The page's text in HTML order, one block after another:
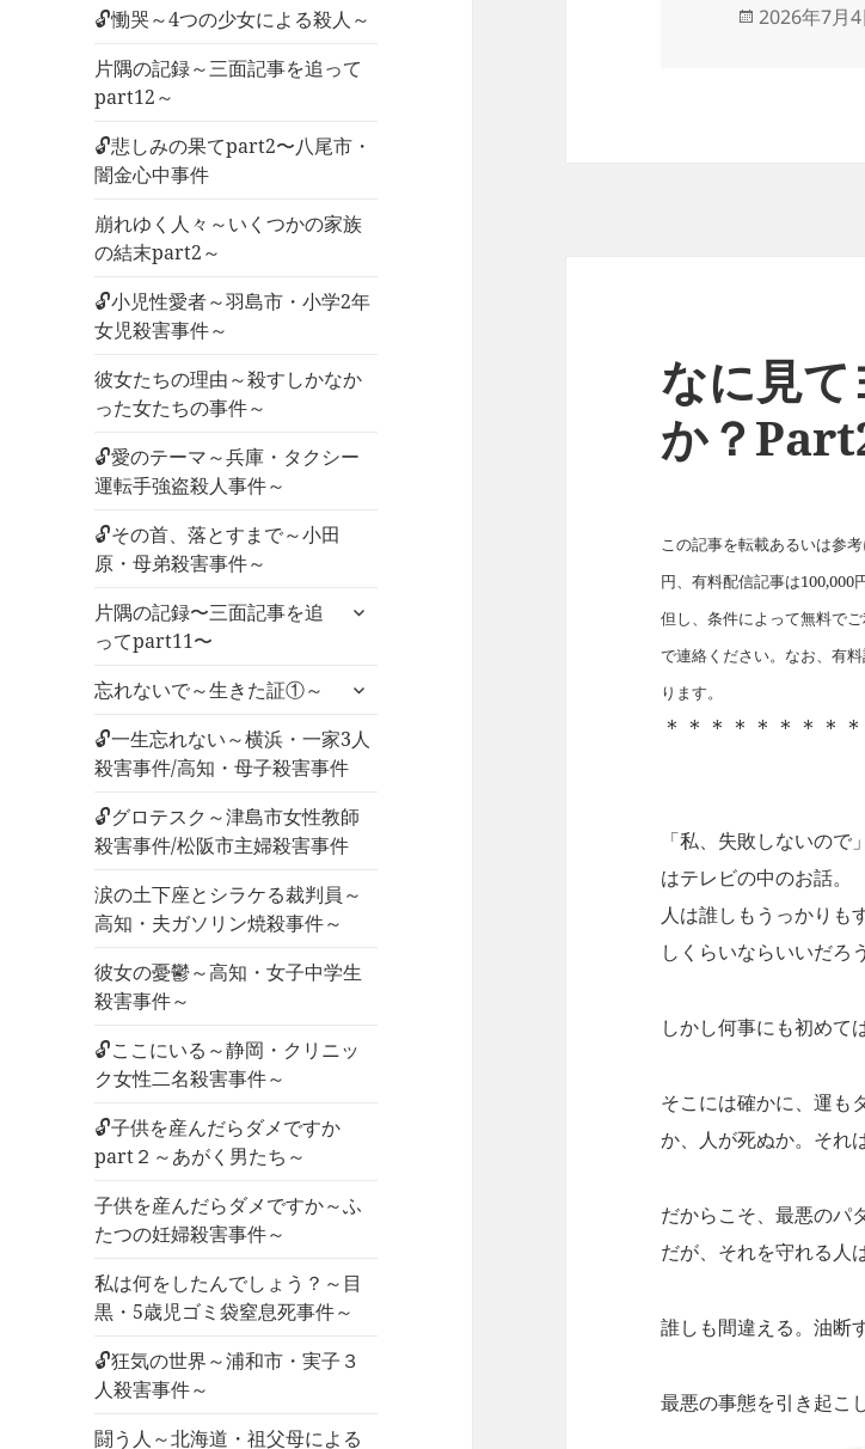
🔓慟哭～4つの少女による殺人～
片隅の記録～三面記事を追って
part12～
🔓悲しみの果てpart2〜八尾市・
闇金心中事件
崩れゆく人々～いくつかの家族
の結末part2～
🔓小児性愛者～羽島市・小学2年
女児殺害事件～
彼女たちの理由～殺すしかなか
った女たちの事件～
🔓愛のテーマ～兵庫・タクシー
運転手強盗殺人事件～
🔓その首、落とすまで～小田
原・母弟殺害事件～
片隅の記録〜三面記事を追
ってpart11〜
サ
ニ
ー
を
開
忘れないで～生きた証①～
サ
メ
ニ
ー
を
開
🔓一生忘れない～横浜・一家3人
殺害事件/高知・母子殺害事件
🔓グロテスク～津島市女性教師
殺害事件/松阪市主婦殺害事件
涙の土下座とシラケる裁判員～
高知・夫ガソリン焼殺事件～
彼女の憂鬱～高知・女子中学生
殺害事件～
🔓ここにいる～静岡・クリニッ
ク女性二名殺害事件～
🔓子供を産んだらダメですか
part２～あがく男たち～
子供を産んだらダメですか～ふ
たつの妊婦殺害事件～
私は何をしたんでしょう？～目
黒・5歳児ゴミ袋窒息死事件～
🔓狂気の世界～浦和市・実子３
人殺害事件～
闘う人～北海道・祖父母による
投
2026年7月4
なに見
か？
この記事を転載あるいは参
円、有料配信記事は100,000
但し、条件によって無料で
で連絡ください。なお、有
ります。
＊＊＊＊＊＊＊＊＊
「私、失敗しないので」
はテレビの中のお話。
人は誰しもうっかりも
しくらいならいいだろ
しかし何事にも初めて
そこには確かに、運も
か、人が死ぬか。それ
だからこそ、最悪のパ
だが、それを守れる人
誰しも間違える。油断
最悪の事態を引き起こ